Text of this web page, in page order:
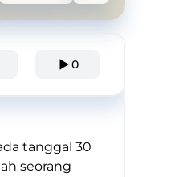
0
tanggal 30
seorang